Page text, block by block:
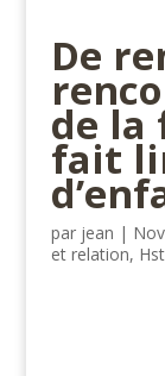
De
de la
fait
par jean |
et relation,